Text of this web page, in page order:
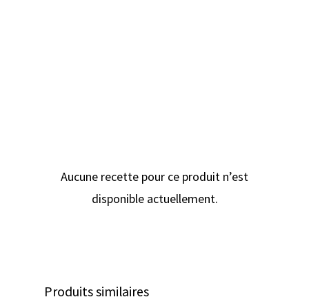
Aucune recette pour ce produit n’est
disponible actuellement.
Produits similaires